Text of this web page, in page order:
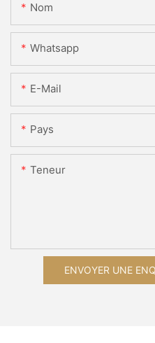
Nom
Whatsapp
E-Mail
Pays
Teneur
ENVOYER UNE